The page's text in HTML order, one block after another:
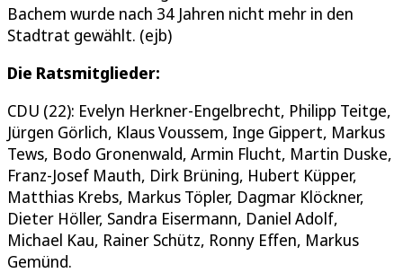
Bachem wurde nach 34 Jahren nicht mehr in den
Stadtrat gewählt. (ejb)
Die Ratsmitglieder:
CDU (22): Evelyn Herkner-Engelbrecht, Philipp Teitge,
Jürgen Görlich, Klaus Voussem, Inge Gippert, Markus
Tews, Bodo Gronenwald, Armin Flucht, Martin Duske,
Franz-Josef Mauth, Dirk Brüning, Hubert Küpper,
Matthias Krebs, Markus Töpler, Dagmar Klöckner,
Dieter Höller, Sandra Eisermann, Daniel Adolf,
Michael Kau, Rainer Schütz, Ronny Effen, Markus
Gemünd.